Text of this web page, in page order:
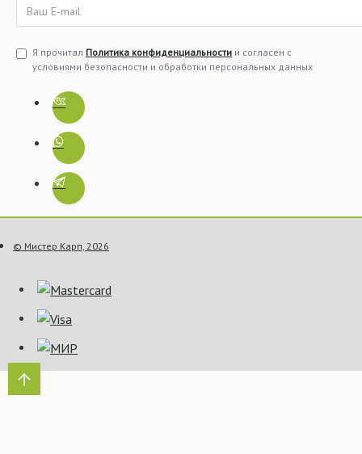
Я прочитал Политика конфиденциальности и согласен с
условиями безопасности и обработки персональных данных
© Мистер Карп, 2026